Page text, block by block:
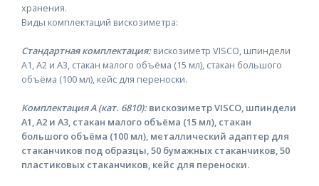
хранения.
Виды комплектаций вискозиметра:
Стандартная комплектация: вискозиметр VISCO, шпиндели
А1, А2 и А3, стакан малого объёма (15 мл), стакан большого
объёма (100 мл), кейс для переноски.
Комплектация А (кат. 6810):вискозиметр VISCO, шпиндели
А1, А2 и А3, стакан малого объёма (15 мл), стакан
большого объёма (100 мл), металлический адаптер для
стаканчиков под образцы, 50 бумажных стаканчиков, 50
пластиковых стаканчиков, кейс для переноски.